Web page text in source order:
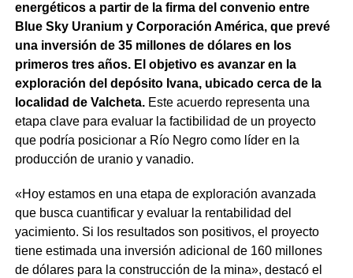
energéticos a partir de la firma del convenio entre
Blue Sky Uranium y Corporación América, que prevé
una inversión de 35 millones de dólares en los
primeros tres años. El objetivo es avanzar en la
exploración del depósito Ivana, ubicado cerca de la
localidad de Valcheta.Este acuerdo representa una
etapa clave para evaluar la factibilidad de un proyecto
que podría posicionar a Río Negro como líder en la
producción de uranio y vanadio.
«Hoy estamos en una etapa de exploración avanzada
que busca cuantificar y evaluar la rentabilidad del
yacimiento. Si los resultados son positivos, el proyecto
tiene estimada una inversión adicional de 160 millones
de dólares para la construcción de la mina», destacó el